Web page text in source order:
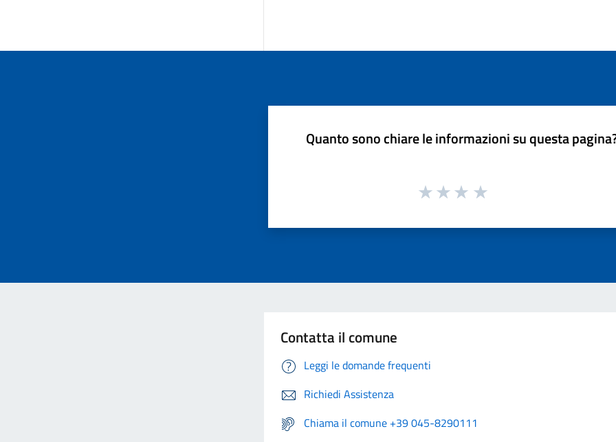
Quanto sono chiare le informazioni su questa
Contatta il comune
Leggi le domande frequenti
Richiedi Assistenza
Chiama il comune +39 045-8290111